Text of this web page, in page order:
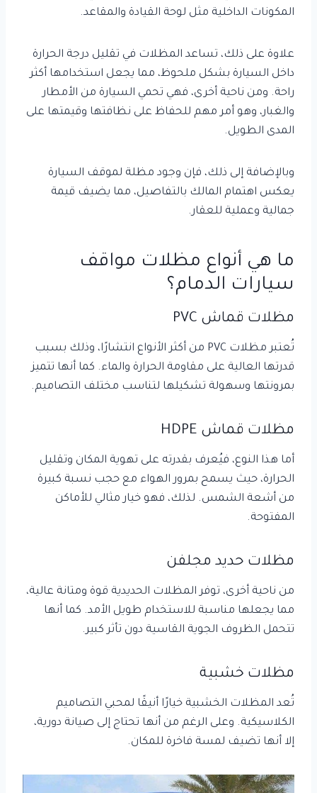
المكونات الداخلية مثل لوحة القيادة والمقاعد.
علاوة على ذلك، تساعد المظلات في تقليل درجة الحرارة
داخل السيارة بشكل ملحوظ، مما يجعل استخدامها أكثر
راحة. ومن ناحية أخرى، فهي تحمي السيارة من الأمطار
والغبار، وهو أمر مهم للحفاظ على نظافتها وقيمتها على
المدى الطويل.
وبالإضافة إلى ذلك، فإن وجود مظلة لموقف السيارة
يعكس اهتمام المالك بالتفاصيل، مما يضيف قيمة
جمالية وعملية للعقار.
ما هي أنواع مظلات مواقف
سيارات الدمام؟
مظلات قماش
تُعتبر مظلات PVC من أكثر الأنواع انتشارًا، وذلك بسبب
قدرتها العالية على مقاومة الحرارة والماء. كما أنها تتميز
بمرونتها وسهولة تشكيلها لتناسب مختلف التصاميم.
مظلات قماش HDPE
أما هذا النوع، فيُعرف بقدرته على تهوية المكان وتقليل
الحرارة، حيث يسمح بمرور الهواء مع حجب نسبة كبيرة
من أشعة الشمس. لذلك، فهو خيار مثالي للأماكن
المفتوحة.
مظلات حديد مجلفن
من ناحية أخرى، توفر المظلات الحديدية قوة ومتانة عالية،
مما يجعلها مناسبة للاستخدام طويل الأمد. كما أنها
تتحمل الظروف الجوية القاسية دون تأثر كبير.
مظلات خشبية
تُعد المظلات الخشبية خيارًا أنيقًا لمحبي التصاميم
الكلاسيكية. وعلى الرغم من أنها تحتاج إلى صيانة دورية،
إلا أنها تضيف لمسة فاخرة للمكان.